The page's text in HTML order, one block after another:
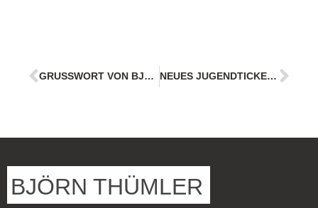
GRUSSWORT VON BJÖRN THÜMLER ZUM KREISSPORTTAG WESERMARSCH 2022 NEUES JUGENDTICKET FÜR VBN-REGION
BJÖRN THÜMLER